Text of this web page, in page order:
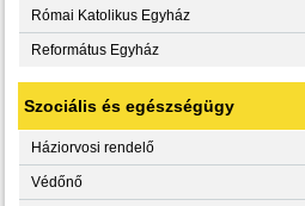
Római Katolikus Egyház
Református Egyház
Szociális és egészségügy
Háziorvosi rendelő
Védőnő